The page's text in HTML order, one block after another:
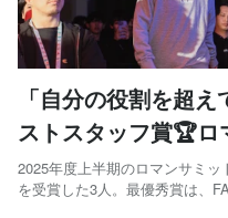
「自分の役割を超
ストスタッフ賞🏆
2025年度上半期のロマンサミ
を受賞した3人。最優秀賞は、